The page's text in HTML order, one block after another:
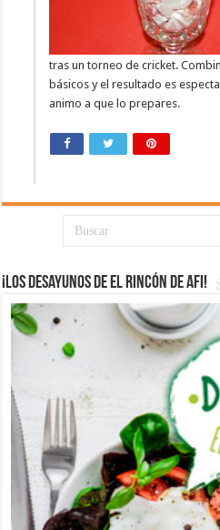
tras un torneo de cricket.
básicos y el resultado es
animo a que lo prepares.
¡Los desayunos de El Rincón de Afi!